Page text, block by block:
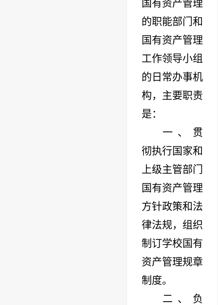
国有资产管理
的职能部门和
国有资产管理
工作领导小组
的日常办事机
构，主要职责
是：
一、贯
彻执行国家和
上级主管部门
国有资产管理
方针政策和法
律法规，组织
制订学校国有
资产管理规章
制度。
二、负